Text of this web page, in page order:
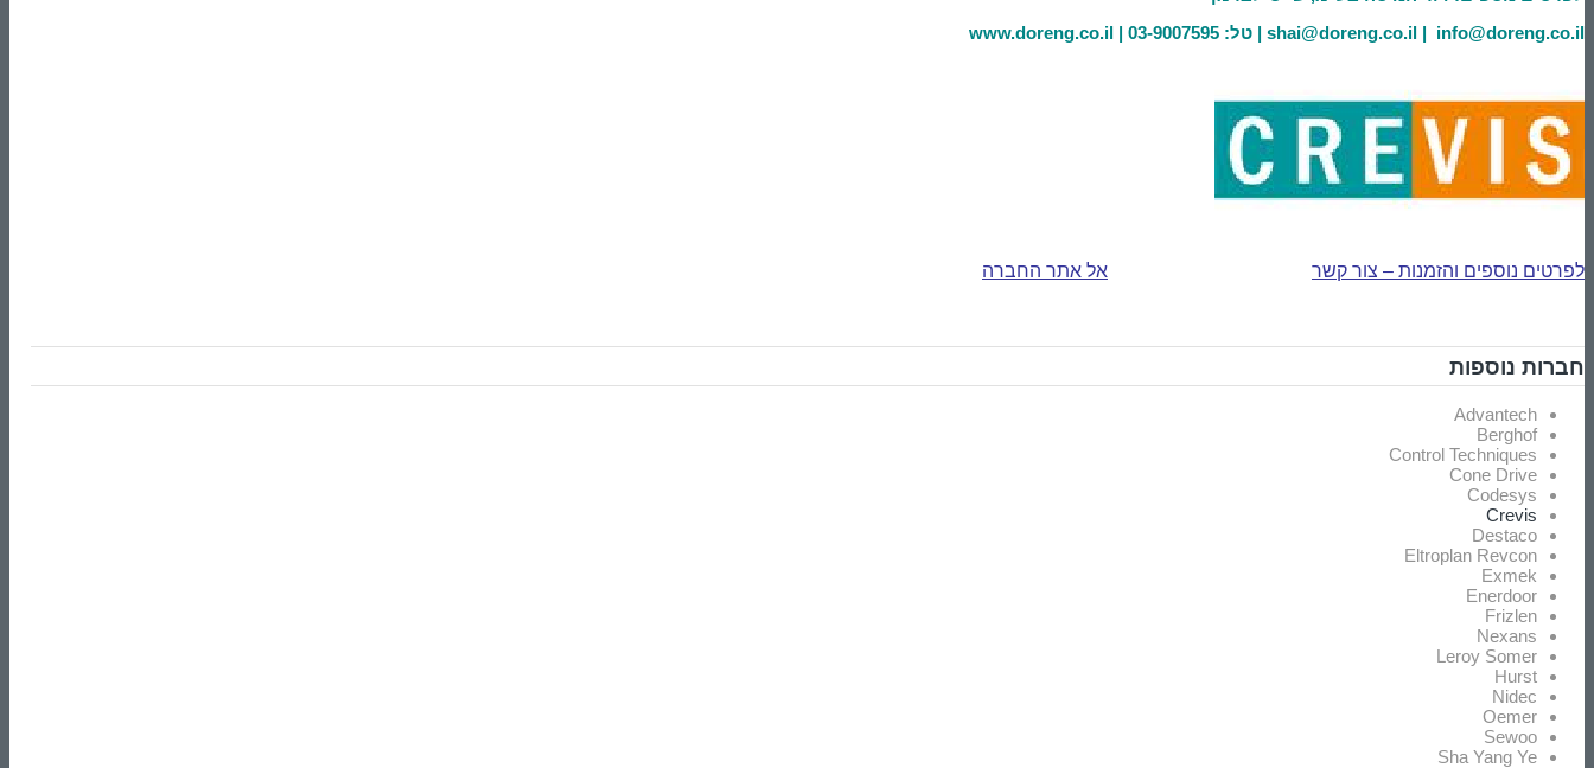
shai@doreng.co.il | info@doreng.co.il | טל: 03-9007595 | www.doreng.co.il
לפרטים נוספים והזמנות – צור קשר אל אתר החברה
חברות נוספות
Advantech
Berghof
Control Techniques
Cone Drive
Codesys
Crevis
Destaco
Eltroplan Revcon
Exmek
Enerdoor
Frizlen
Nexans
Leroy Somer
Hurst
Nidec
Oemer
Sewoo
Sha Yang Ye